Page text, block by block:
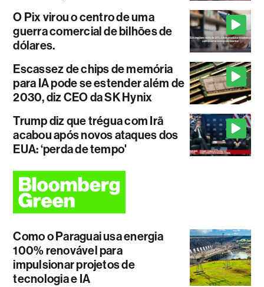
O Pix virou o centro de uma
guerra comercial de bilhões de
dólares.
Escassez de chips de memória
para IA pode se estender além de
2030, diz CEO da SK Hynix
Trump diz que trégua com Irã
acabou após novos ataques dos
EUA: ‘perda de tempo'
Como o Paraguai usa energia
100% renovável para
impulsionar projetos de
tecnologia e IA